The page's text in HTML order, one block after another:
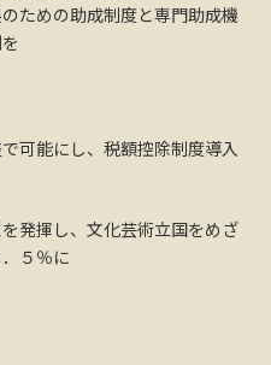
ための助成制度と専門助成機
可能にし、税額控除制度導入
発揮し、文化芸術立国をめざ
５％に